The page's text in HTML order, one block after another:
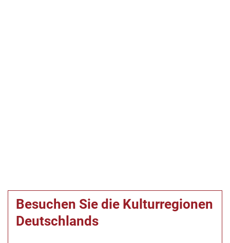
Besuchen Sie die Kulturregionen
Deutschlands